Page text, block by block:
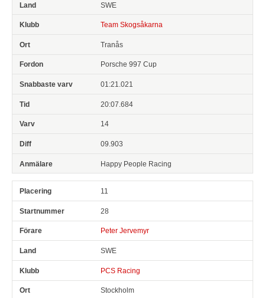
SWE
Team Skogsåkarna
Tranås
Porsche 997 Cup
01:21.021
20:07.684
14
09.903
Happy People Racing
11
28
Peter Jervemyr
SWE
PCS Racing
Stockholm